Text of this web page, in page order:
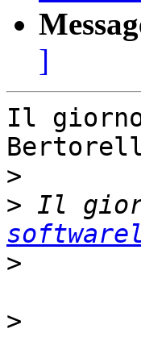
]
Il giorno
>
> Il
>
>